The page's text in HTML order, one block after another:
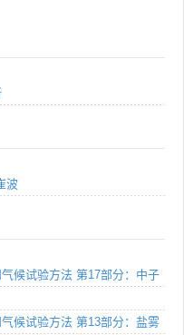
波
候试验方法 第17部分：中子
候试验方法 第13部分：盐雾